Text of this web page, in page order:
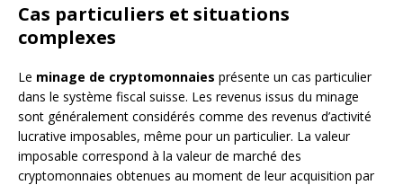
Cas particuliers et situations
complexes
Le minage de cryptomonnaies présente un cas particulier
dans le système fiscal suisse. Les revenus issus du minage
sont généralement considérés comme des revenus d’activité
lucrative imposables, même pour un particulier. La valeur
imposable correspond à la valeur de marché des
cryptomonnaies obtenues au moment de leur acquisition par